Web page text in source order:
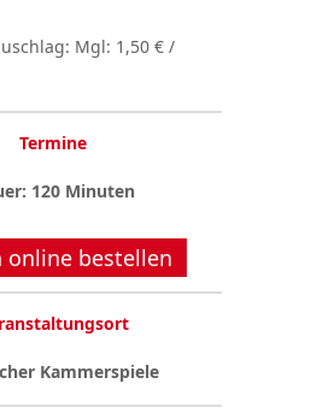
Mgl: 1,50 € /
Termine
120 Minuten
online bestellen
Kammerspiele